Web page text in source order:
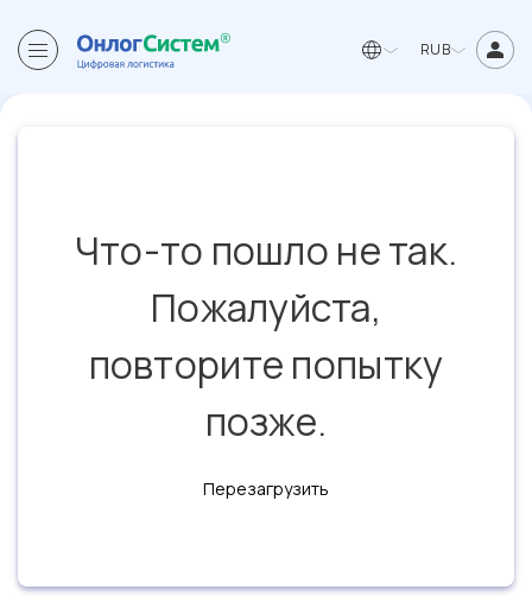
RUB
Что-то пошло не так.
Пожалуйста,
повторите попытку
позже.
Перезагрузить